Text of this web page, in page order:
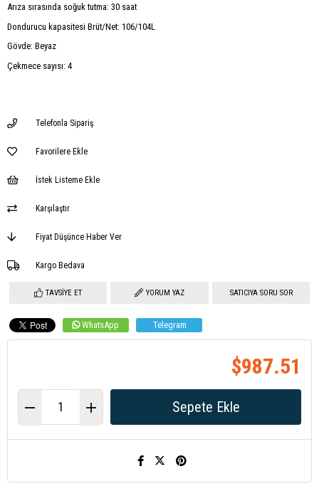
Arıza sırasında soğuk tutma: 30 saat
Dondurucu kapasitesi Brüt/Net: 106/104L
Gövde: Beyaz
Çekmece sayısı: 4
Telefonla Sipariş
Favorilere Ekle
İstek Listeme Ekle
Karşılaştır
Fiyat Düşünce Haber Ver
Kargo Bedava
TAVSIYE ET YORUM YAZ SATICIYA SORU SOR
WhatsApp Telegram
$987.51